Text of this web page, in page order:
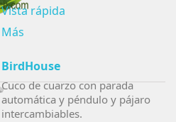
Vista rápida
Más
BirdHouse
Cuco de cuarzo con parada
automática y péndulo y pájaro
intercambiables.